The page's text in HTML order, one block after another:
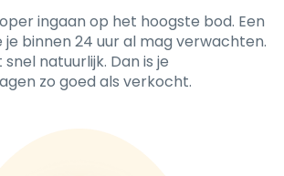
ingaan op het hoogste bod. Een
je binnen 24 uur al mag verwachten.
natuurlijk. Dan is je
zo goed als verkocht.